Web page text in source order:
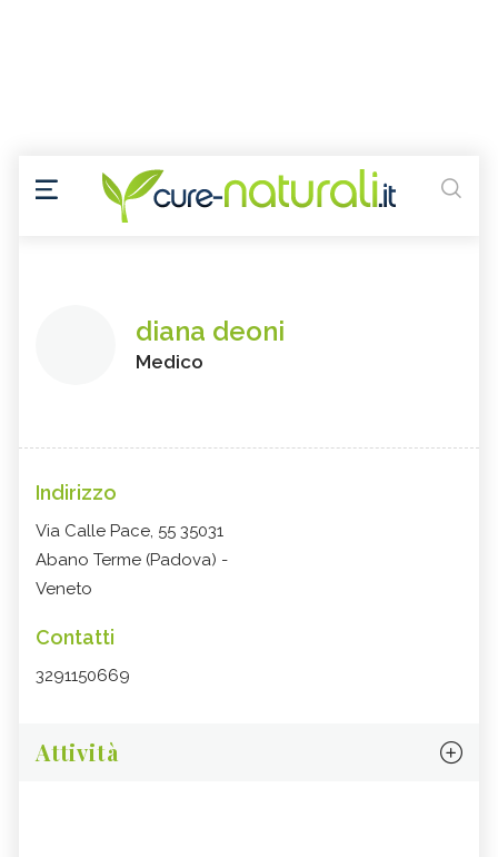
diana deoni
Medico
Indirizzo
Via Calle Pace, 55 35031
Abano Terme (Padova) -
Veneto
Contatti
3291150669
Attività